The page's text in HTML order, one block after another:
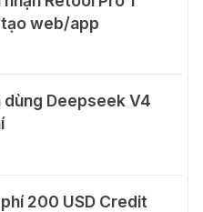
tạo web/app
dùng Deepseek V4
200 USD Credit